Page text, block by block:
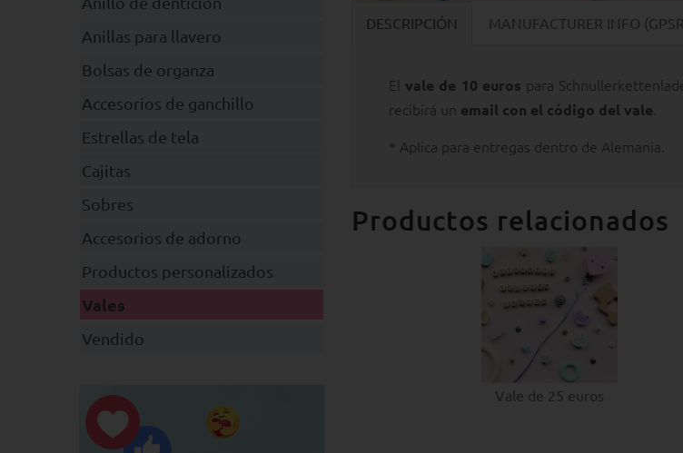
DESCRIPCIÓN MANUFACTURER INFO
El vale de 10 euros para
recibirá un email con el código del vale
* Aplica para entregas dentro de Alemania.
Productos relacionados
Vale de 25 euros
Anillas para llavero
Bolsas de organza
Accesorios de ganchillo
Estrellas de tela
Cajitas
Sobres
Accesorios de adorno
Productos personalizados
Vales
Vendido